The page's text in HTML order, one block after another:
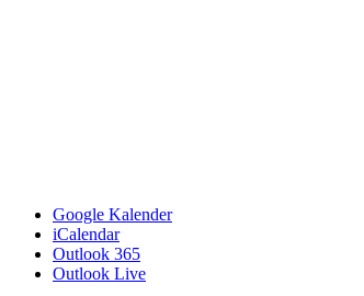
Google Kalender
iCalendar
Outlook 365
Outlook Live